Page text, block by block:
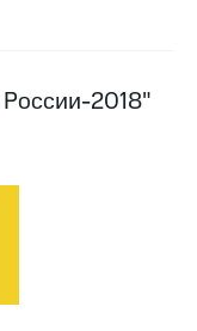
2018"